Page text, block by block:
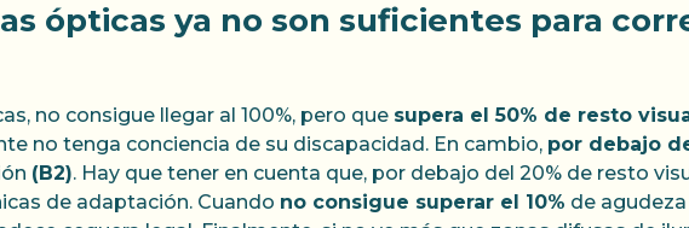
ópticas ya no son suficientes para
no consigue llegar al 100%, pero que supera el 50% de resto
no tenga conciencia de su discapacidad. En cambio, por debajo
(B2). Hay que tener en cuenta que, por debajo del 20% de resto
de adaptación. Cuando no consigue superar el 10% de